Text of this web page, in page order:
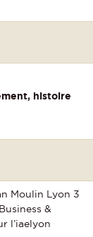
histoire
Moulin Lyon 3
&
l’iaelyon